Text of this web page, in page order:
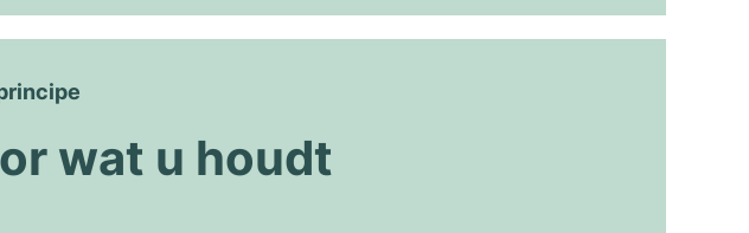
wat u houdt